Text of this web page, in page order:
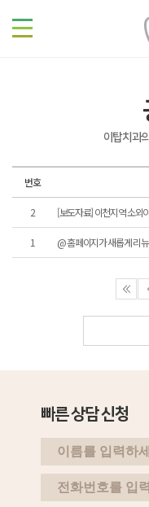
이탑치과
번호
2 [보도자료] 이천지역 소외
1 @ 홈페이지가 새롭게 리
빠른 상담 신청